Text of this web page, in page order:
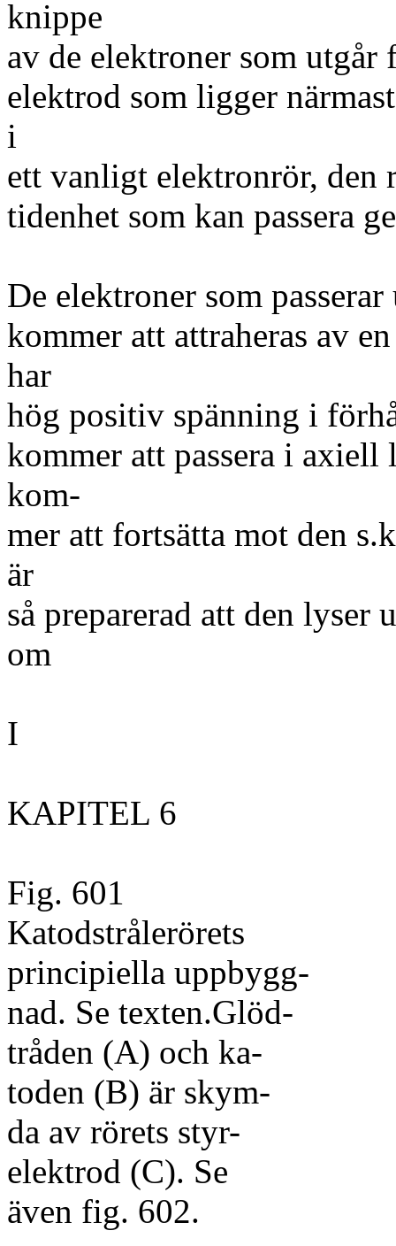
knippe
av de elektroner som utgår
elektrod som ligger
i
ett vanligt elektronrör, den
tidenhet som kan passera
De elektroner som
kommer att attraheras av
har
hög positiv spänning i
kommer att passera i
kom-
mer att fortsätta mot den
är
så preparerad att den lyser
om
I
KAPITEL 6
Fig. 601
Katodstrålerörets
principiella uppbygg-
nad. Se texten.Glöd-
tråden (A) och ka-
toden (B) är skym-
da av rörets styr-
elektrod (C). Se
även fig. 602.